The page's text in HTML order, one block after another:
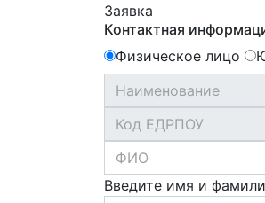
Заявка
Контактная
Физическое лицо
Введите имя и